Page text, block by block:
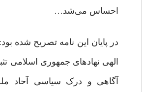
احساس می‌شد…
در پایان این نامه تصریح شده
الهی نهادهای جمهوری اسلامی
آگاهی و درک سیاسی آحاد